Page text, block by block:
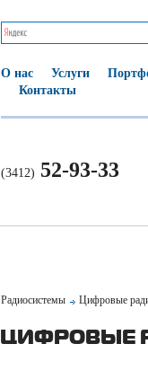
О нас Услуги
Контакты
(3412) 52-93-33
Радиосистемы Цифровые
ЦИФРОВЫЕ